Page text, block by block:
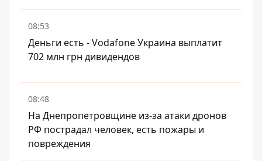
08:53
Деньги есть - Vodafone Украина выплатит
702 млн грн дивидендов
08:48
На Днепропетровщине из-за атаки дронов
РФ пострадал человек, есть пожары и
повреждения